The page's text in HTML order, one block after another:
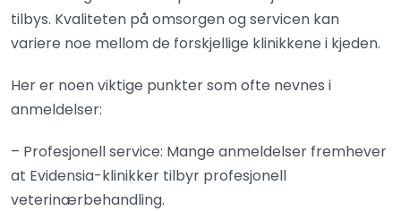
tilbys. Kvaliteten på omsorgen og servicen kan
variere noe mellom de forskjellige klinikkene i kjeden.
Her er noen viktige punkter som ofte nevnes i
anmeldelser:
– Profesjonell service: Mange anmeldelser fremhever
at Evidensia-klinikker tilbyr profesjonell
veterinærbehandling.